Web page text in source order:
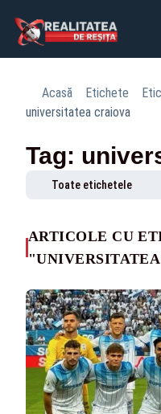
Acasă Etichete
universitatea craiova
Tag:
Toate etichetele
ARTICOLE CU